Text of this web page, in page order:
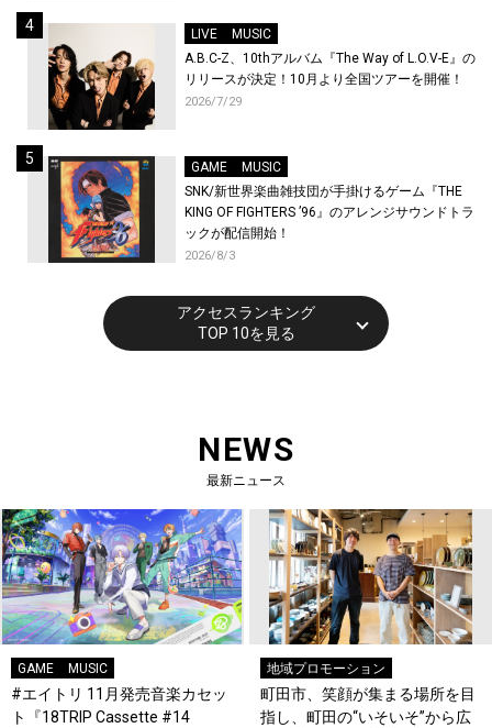
LIVE
MUSIC
A.B.C-Z、10thアルバム『The Way of L.O.V-E』の
リリースが決定！10月より全国ツアーを開催！
2026/7/29
GAME
MUSIC
SNK/新世界楽曲雑技団が手掛けるゲーム『THE
KING OF FIGHTERS ’96』のアレンジサウンドトラ
ックが配信開始！
2026/8/3
アクセスランキング
TOP 10を見る
NEWS
最新ニュース
GAME MUSIC
#エイトリ 11月発売音楽カセッ
ト『18TRIP Cassette #14
地域プロモーション
町田市、笑顔が集まる場所を目
指し、町田の“いそいそ”から広